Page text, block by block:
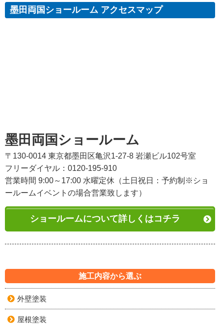
墨田両国ショールーム アクセスマップ
墨田両国ショールーム
〒130-0014 東京都墨田区亀沢1-27-8 岩瀬ビル102号室
フリーダイヤル：0120-195-910
営業時間 9:00～17:00 水曜定休（土日祝日：予約制※ショ
ールームイベントの場合営業致します）
ショールームについて詳しくはコチラ
施工内容から選ぶ
外壁塗装
屋根塗装